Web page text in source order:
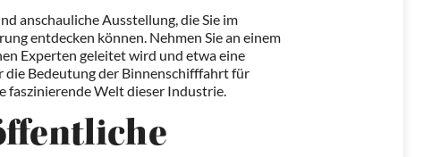
anschauliche Ausstellung, die Sie im
entdecken können. Nehmen Sie an einem
Experten geleitet wird und etwa eine
die Bedeutung der Binnenschifffahrt für
faszinierende Welt dieser Industrie.